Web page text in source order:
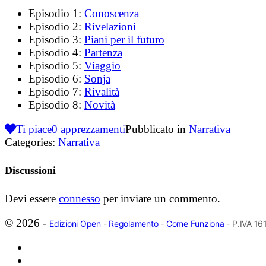
Episodio 1: Conoscenza
Episodio 2: Rivelazioni
Episodio 3: Piani per il futuro
Episodio 4: Partenza
Episodio 5: Viaggio
Episodio 6: Sonja
Episodio 7: Rivalità
Episodio 8: Novità
Ti piace0 apprezzamentiPubblicato in Narrativa
Categories: Narrativa
Discussioni
Devi essere connesso per inviare un commento.
© 2026 - Edizioni Open- Regolamento- Come Funziona - P.IVA